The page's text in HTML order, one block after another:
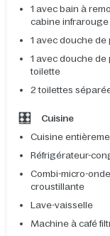
1 avec bain à
cabine infrarouge
1 avec douche de
1 avec douche de
toilette
2 toilettes
Cuisine
Cuisine
Réfrigérateur-
Combi-micro-
croustillante
Lave-vaisselle
Machine à café